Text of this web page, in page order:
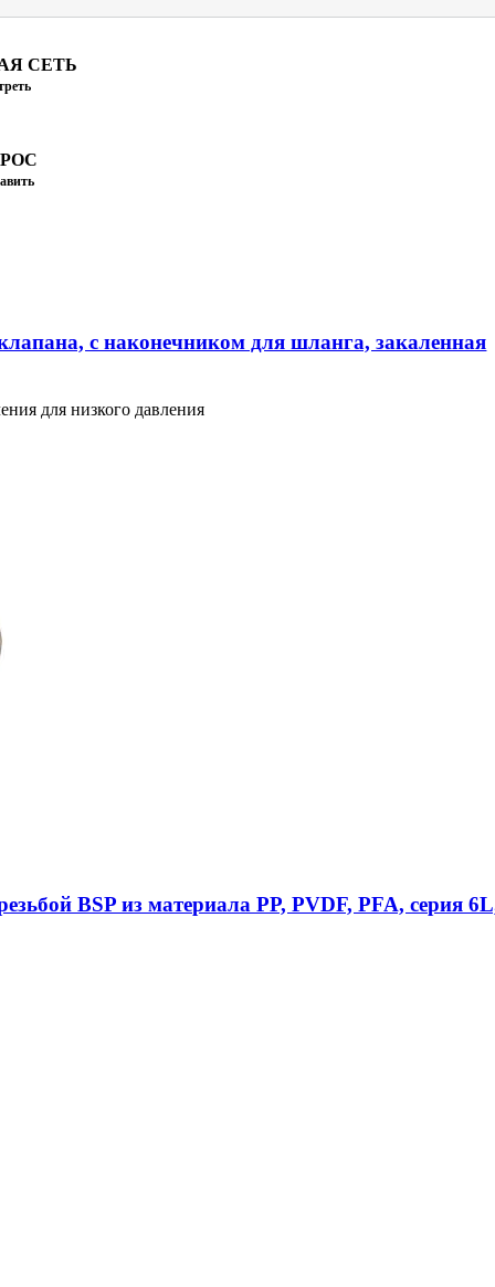
СЕТЬ
с наконечником для шланга, закаленная
для низкого давления
BSP из материала PP, PVDF, PFA, серия